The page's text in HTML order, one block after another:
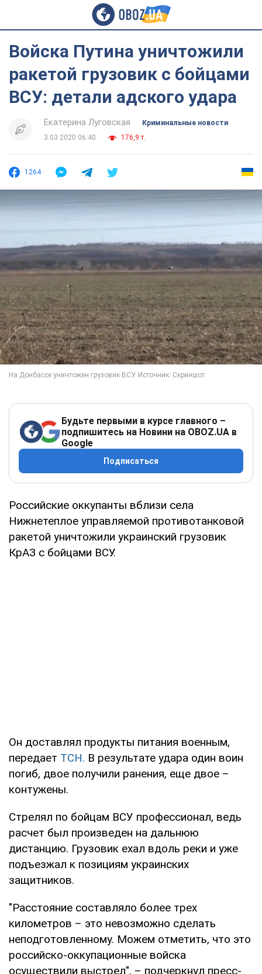
Войска Путина уничтожили
ракетой грузовик с бойцами
ВСУ: детали адского удара
Екатерина Луговская
Криминальные новости
3.03.2020 06:40
176,9 т.
1264
Будьте первыми в курсе главного –
подпишитесь на Новини на OBOZ.UA в
Google
Подписаться
Российские оккупанты вблизи села
Нижнетеплое управляемой противотанковой
ракетой уничтожили украинский грузовик
КрАЗ с бойцами ВСУ.
Он доставлял продукты питания военным,
передает ТСН. В результате удара один воин
погиб, двое получили ранения, еще двое –
контужены.
Стрелял по бойцам ВСУ профессионал, ведь
расчет был произведен на дальнюю
дистанцию. Грузовик ехал вдоль реки и уже
подъезжал к позициям украинских
защитников.
"Расстояние составляло более трех
километров – это невозможно сделать
неподготовленному. Можем отметить, что это
российско-оккупационные войска
осуществили выстрел", – подчеркнул пресс-